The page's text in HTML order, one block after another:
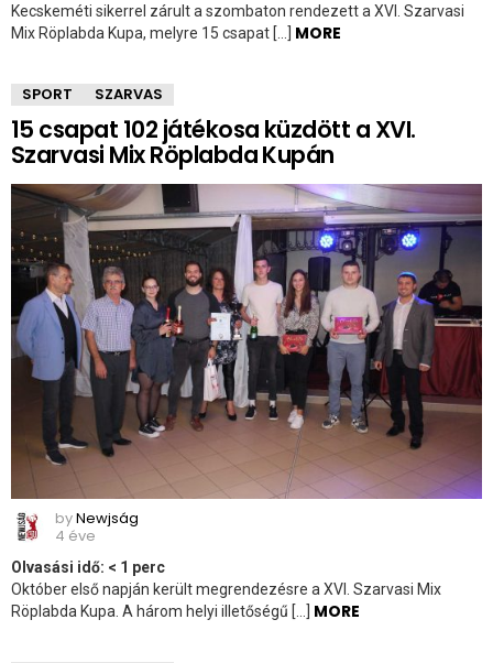
Kecskeméti sikerrel zárult a szombaton rendezett a XVI. Szarvasi
Mix Röplabda Kupa, melyre 15 csapat […] MORE
SPORT SZARVAS
15 csapat 102 játékosa küzdött a XVI.
Szarvasi Mix Röplabda Kupán
byNewjság
4 éve
Olvasási idő: < 1 perc
Október első napján került megrendezésre a XVI. Szarvasi Mix
Röplabda Kupa. A három helyi illetőségű […] MORE